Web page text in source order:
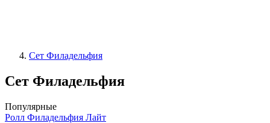
Сет Филадельфия
Сет Филадельфия
Популярные
Ролл Филадельфия Лайт